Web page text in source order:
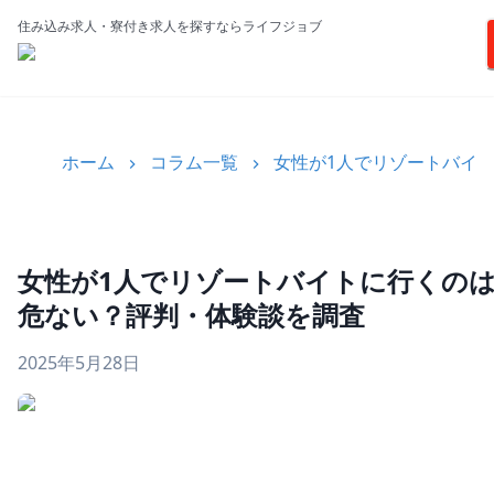
住み込み求人・寮付き求人を探すならライフジョブ
ホーム コラム一覧 女性が1人でリゾートバイ
女性が1人でリゾートバイトに行くの
危ない？評判・体験談を調査
2025年5月28日